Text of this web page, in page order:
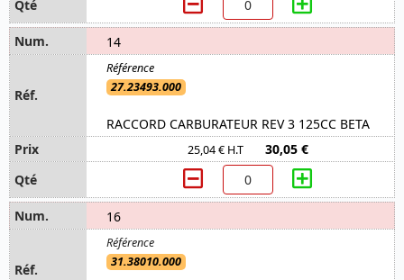
14
27.23493.000
RACCORD CARBURATEUR REV 3 125CC BETA
25,04 € H.T 30,05 €
16
31.38010.000